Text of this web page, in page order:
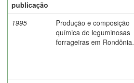
publicação
1995
Produção e composição
química de leguminosas
forrageiras em Rondônia.